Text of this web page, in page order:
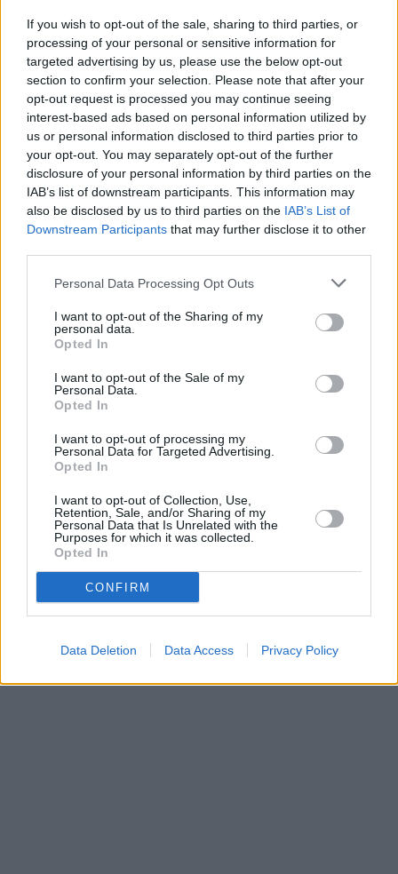
If you wish to opt-out of the sale, sharing to third parties, or
processing of your personal or sensitive information for
targeted advertising by us, please use the below opt-out
section to confirm your selection. Please note that after your
opt-out request is processed you may continue seeing
interest-based ads based on personal information utilized by
us or personal information disclosed to third parties prior to
your opt-out. You may separately opt-out of the further
disclosure of your personal information by third parties on the
IAB’s list of downstream participants. This information may
also be disclosed by us to third parties on the IAB’s List of
Downstream Participants that may further disclose it to other
Personal Data Processing Opt Outs
I want to opt-out of the Sharing of my
personal data.
Opted In
I want to opt-out of the Sale of my
Personal Data.
Opted In
I want to opt-out of processing my
Personal Data for Targeted Advertising.
Opted In
I want to opt-out of Collection, Use,
Retention, Sale, and/or Sharing of my
Personal Data that Is Unrelated with the
Purposes for which it was collected.
Opted In
CONFIRM
Data Deletion Data Access Privacy Policy
τραπεζικών μετοχών.
Κάτι που δεν συνέβαινε κατά το παρελθόν,
επικρατώντας ο όρος κάθε φορά που
ανέβαινε η αγορά περί… «τραπεζοκεντρικής
ανόδου».
Πλέον αναδεικνύονται και νέοι
πρωταγωνιστές, όπως οΑΔΜΗΕπου μετά την
αύξηση κεφαλαίου βάζει υποψηφιότητα για
τοποθέτηση στις μετοχές της μεγάλης
κεφαλαιοποίησης κατά την επόμενη
Διαβάστε επίσης